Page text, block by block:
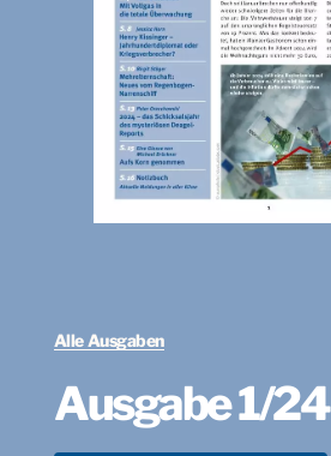
Alle Ausgaben
Ausgabe 1/24